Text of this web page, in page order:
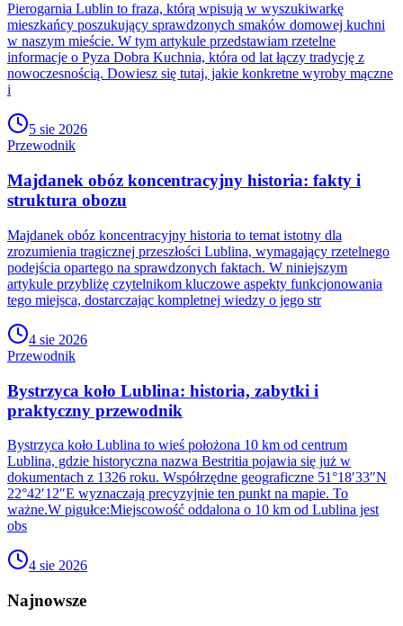
Pierogarnia Lublin to fraza, którą wpisują w wyszukiwarkę
mieszkańcy poszukujący sprawdzonych smaków domowej kuchni
w naszym mieście. W tym artykule przedstawiam rzetelne
informacje o Pyza Dobra Kuchnia, która od lat łączy tradycję z
nowoczesnością. Dowiesz się tutaj, jakie konkretne wyroby mączne
i
5 sie 2026
Przewodnik
Majdanek obóz koncentracyjny historia: fakty i
struktura obozu
Majdanek obóz koncentracyjny historia to temat istotny dla
zrozumienia tragicznej przeszłości Lublina, wymagający rzetelnego
podejścia opartego na sprawdzonych faktach. W niniejszym
artykule przybliżę czytelnikom kluczowe aspekty funkcjonowania
tego miejsca, dostarczając kompletnej wiedzy o jego str
4 sie 2026
Przewodnik
Bystrzyca koło Lublina: historia, zabytki i
praktyczny przewodnik
Bystrzyca koło Lublina to wieś położona 10 km od centrum
Lublina, gdzie historyczna nazwa Bestritia pojawia się już w
dokumentach z 1326 roku. Współrzędne geograficzne 51°18′33″N
22°42′12″E wyznaczają precyzyjnie ten punkt na mapie. To
ważne.W pigułce:Miejscowość oddalona o 10 km od Lublina jest
obs
4 sie 2026
Najnowsze